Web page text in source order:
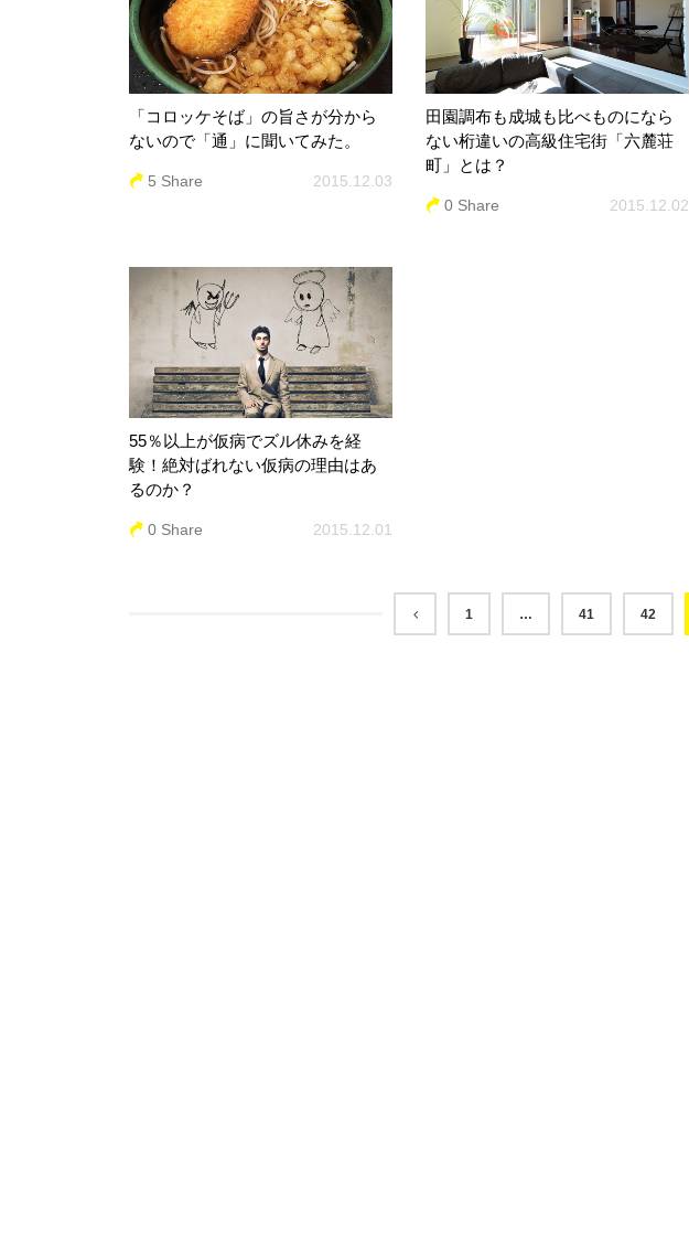
「コロッケそば」の旨さが分から
ないので「通」に聞いてみた。
5 Share 2015.12.03
田園調布も成城も比べものになら
ない桁違いの高級住宅街「六麓荘
町」とは？
0 Share 2015.12.02
55％以上が仮病でズル休みを経
験！絶対ばれない仮病の理由はあ
るのか？
0 Share 2015.12.01
1 … 41 42